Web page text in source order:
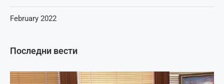
Последни вести
February 2022